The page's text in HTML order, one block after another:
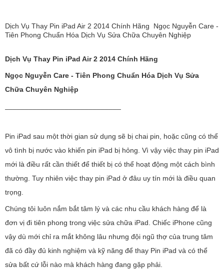
Dịch Vụ Thay Pin iPad Air 2 2014 Chính Hãng Ngọc Nguyễn Care -
Tiên Phong Chuẩn Hóa Dịch Vụ Sửa Chữa Chuyên Nghiệp
Dịch Vụ Thay Pin iPad Air 2 2014 Chính Hãng
Ngọc Nguyễn Care - Tiên Phong Chuẩn Hóa Dịch Vụ Sửa
Chữa Chuyên Nghiệp
Pin iPad sau một thời gian sử dụng sẽ bị chai pin, hoặc cũng có thể
vô tình bị nước vào khiến pin iPad bị hỏng. Vì vậy việc thay pin iPad
mới là điều rất cần thiết để thiết bị có thể hoạt động một cách bình
thường. Tuy nhiên việc thay pin iPad ở đâu uy tín mới là điều quan
trọng.
Chúng tôi luôn nắm bắt tâm lý và các nhu cầu khách hàng để là
đơn vị đi tiên phong trong việc sửa chữa iPad. Chiếc iPhone cũng
vậy dù mới chỉ ra mắt không lâu nhưng đội ngũ thợ của trung tâm
đã có đầy đủ kinh nghiệm và kỹ năng để thay Pin iPad và có thể
sửa bất cứ lỗi nào mà khách hàng đang gặp phải.